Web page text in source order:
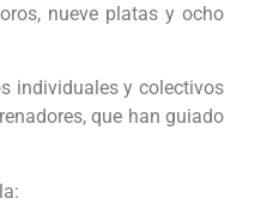
nueve platas y ocho
individuales y colectivos
que han guiado